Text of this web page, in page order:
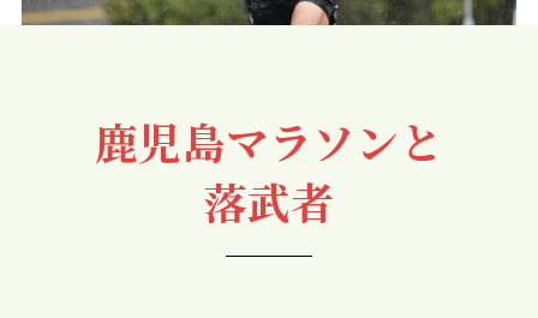
鹿児島マラソンと
落武者